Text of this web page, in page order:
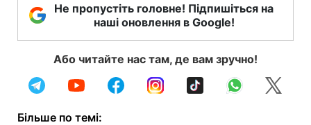
Не пропустіть головне! Підпишіться на
наші оновлення в Google!
Або читайте нас там, де вам зручно!
Більше по темі: